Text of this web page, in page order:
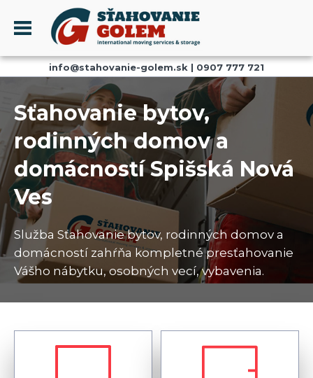
Menu
PROFIL
SŤAHOVANIE - SŤAHOVACIE SLUŽBY
DOPRAVA - DOPRAVNÉ SLUŽBY
AKCIE A ZĽAVY
SKLADOVANIE
REFERENCIE
CENNÍK
KONTAKT
info@stahovanie-golem.sk | 0907 777 721
Sťahovanie bytov,
rodinných domov a
domácností Spišská Nová
Ves
Služba Sťahovanie bytov, rodinných domov a
domácností zahŕňa kompletné presťahovanie
Vášho nábytku, osobných vecí, vybavenia.